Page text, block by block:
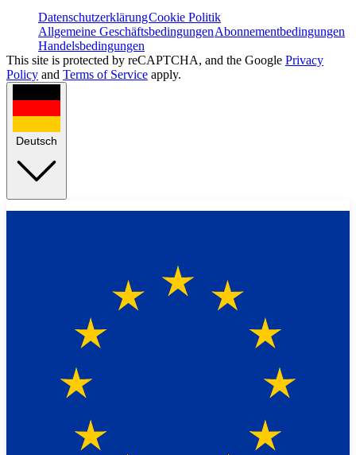
DatenschutzerklärungCookie Politik
Allgemeine GeschäftsbedingungenAbonnementbedingungen
Handelsbedingungen
This site is protected by reCAPTCHA, and the Google Privacy
Policy and Terms of Service apply.
Deutsch